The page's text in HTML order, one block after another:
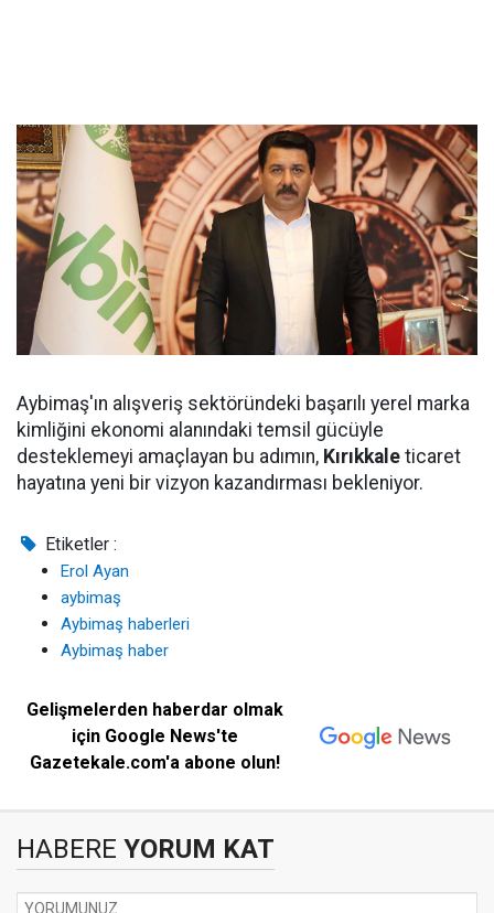
Aybimaş'ın alışveriş sektöründeki başarılı yerel marka
kimliğini ekonomi alanındaki temsil gücüyle
desteklemeyi amaçlayan bu adımın, Kırıkkale ticaret
hayatına yeni bir vizyon kazandırması bekleniyor.
Etiketler :
Erol Ayan
aybimaş
Aybimaş haberleri
Aybimaş haber
Gelişmelerden haberdar olmak
için Google News'te
Gazetekale.com'a abone olun!
HABERE YORUM KAT